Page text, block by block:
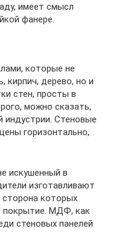
имеет смысл
фанере.
которые не
кирпич, дерево, но и
стен, просты в
можно сказать,
индустрии. Стеновые
горизонтально,
искушенный в
изготавливают
которых
покрытие. МДФ, как
стеновых панелей